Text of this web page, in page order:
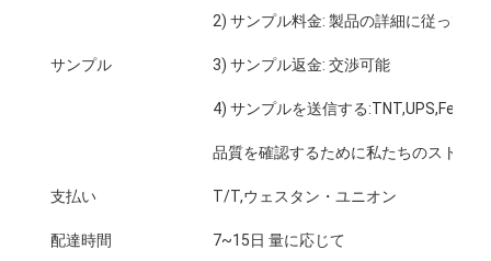
カウンターディスプレイボックス
小売用棚の揺り動かすもの
サンプル
2) サンプル料金: 製品の詳細に従って.
3) サンプル返金: 交渉可能
4) サンプルを送信する
品質を確認するために私たちのストッ
支払い T/T,ウェスタン・ユニオン
配達時間 7~15日 量に応じて